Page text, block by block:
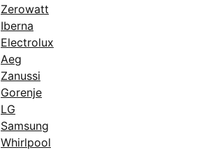
Zerowatt
Iberna
Electrolux
Aeg
Zanussi
Gorenje
LG
Samsung
Whirlpool